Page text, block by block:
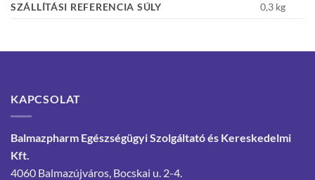
SZÁLLÍTÁSI REFERENCIA SÚLY 0,3 kg
KAPCSOLAT
Balmazpharm Egészségügyi Szolgáltató és Kereskedelmi
Kft.
4060 Balmazújváros, Bocskai u. 2-4.